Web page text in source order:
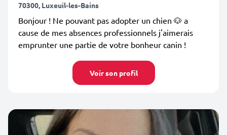
70300, Luxeuil-les-Bains
Bonjour ! Ne pouvant pas adopter un chien 🐶 a
cause de mes absences professionnels j'aimerais
emprunter une partie de votre bonheur canin !
Voir son profil